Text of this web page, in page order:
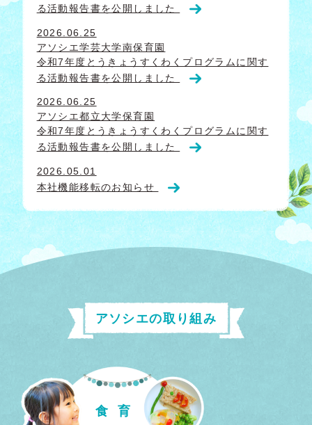
る活動報告書を公開しました
2026.06.25
アソシエ学芸大学南保育園
令和7年度とうきょうすくわくプログラムに関す
る活動報告書を公開しました
2026.06.25
アソシエ都立大学保育園
令和7年度とうきょうすくわくプログラムに関す
る活動報告書を公開しました
2026.05.01
本社機能移転のお知らせ
アソシエの取り組み
食育